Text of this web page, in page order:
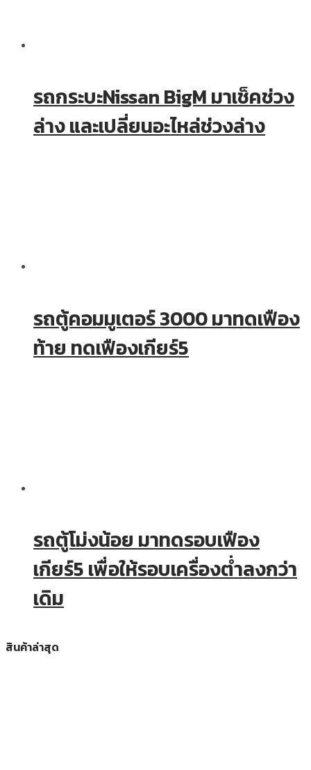
รถกระบะNissan BigM มาเช็คช่วง
ล่าง และเปลี่ยนอะไหล่ช่วงล่าง
รถตู้คอมมูเตอร์ 3000 มาทดเฟือง
ท้าย ทดเฟืองเกียร์5
รถตู้โม่งน้อย มาทดรอบเฟือง
เกียร์5 เพื่อให้รอบเครื่องต่ำลงกว่า
เดิม
สินค้าล่าสุด